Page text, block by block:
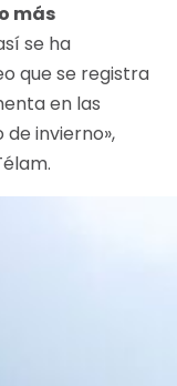
más
se ha
que se registra
en las
invierno»,